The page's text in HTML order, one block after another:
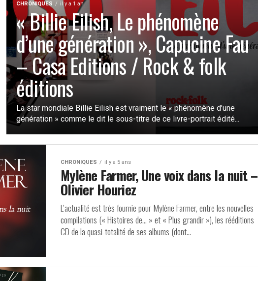
CHRONIQUES il y a 1 an
« Billie Eilish, Le phénomène
d’une génération », Capucine Fau
– Casa Editions / Rock & folk
éditions
La star mondiale Billie Eilish est vraiment le « phénomène d’une
génération » comme le dit le sous-titre de ce livre-portrait édité...
CHRONIQUES il y a 5 ans
Mylène Farmer, Une voix dans la nuit –
Olivier Houriez
L’actualité est très fournie pour Mylène Farmer, entre les nouvelles
compilations (« Histoires de… » et « Plus grandir »), les rééditions
CD de la quasi-totalité de ses albums (dont...